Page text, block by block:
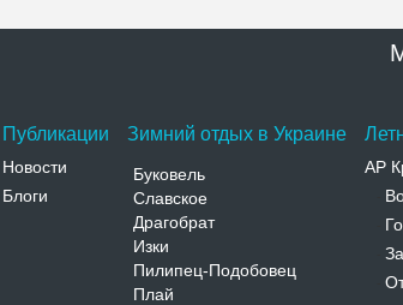
Публикации
Новости
Блоги
Зимний отдых в Украине
Буковель
Славское
Драгобрат
Изки
Пилипец-Подобовец
Плай
АР